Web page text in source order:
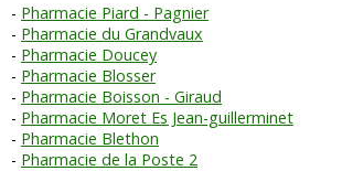
Pharmacie Piard - Pagnier
Pharmacie du Grandvaux
Pharmacie Doucey
Pharmacie Blosser
Pharmacie Boisson - Giraud
Pharmacie Moret Es Jean-guillerminet
Pharmacie Blethon
Pharmacie de la Poste 2